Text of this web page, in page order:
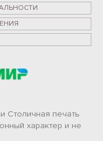
Столичная печать
характер и не